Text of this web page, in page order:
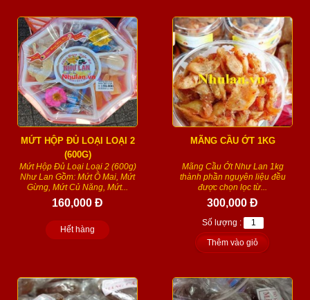
MỨT HỘP ĐỦ LOẠI LOẠI 2
(600G)
Mứt Hộp Đủ Loại Loại 2 (600g)
Như Lan Gồm: Mứt Ô Mai, Mứt
Gừng, Mứt Củ Năng, Mứt...
160,000 Đ
Hết hàng
MÃNG CẦU ỚT 1KG
Mãng Cầu Ớt Như Lan 1kg
thành phần nguyên liệu đều
được chọn lọc từ...
300,000 Đ
Số lượng :
Thêm vào giỏ